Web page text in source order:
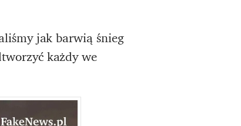
jak barwią śnieg
każdy we